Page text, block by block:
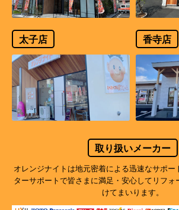
太子店 香寺店
取り扱いメーカー
オレンジナイトは地元密着による迅速なサポー
ターサポートで皆さまに満足・安心してリフォ
けてまいります。